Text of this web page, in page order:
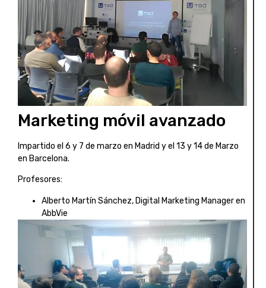
Marketing móvil avanzado
Impartido el 6 y 7 de marzo en Madrid y el 13 y 14 de Marzo
en Barcelona.
Profesores:
Alberto Martín Sánchez, Digital Marketing Manager en
AbbVie